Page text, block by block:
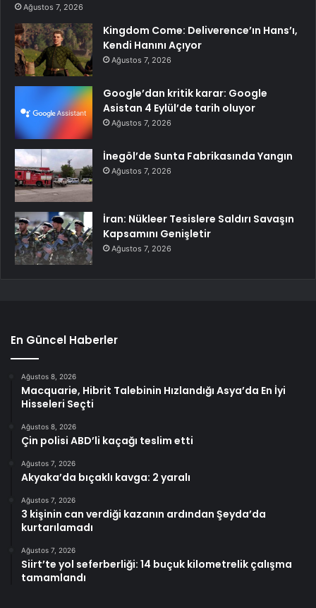
Ağustos 7, 2026
Kingdom Come: Deliverence’ın Hans’ı,
Kendi Hanını Açıyor
Ağustos 7, 2026
Google’dan kritik karar: Google
Asistan 4 Eylül’de tarih oluyor
Ağustos 7, 2026
İnegöl’de Sunta Fabrikasında Yangın
Ağustos 7, 2026
İran: Nükleer Tesislere Saldırı Savaşın
Kapsamını Genişletir
Ağustos 7, 2026
En Güncel Haberler
Ağustos 8, 2026
Macquarie, Hibrit Talebinin Hızlandığı Asya’da En İyi
Hisseleri Seçti
Ağustos 8, 2026
Çin polisi ABD’li kaçağı teslim etti
Ağustos 7, 2026
Akyaka’da bıçaklı kavga: 2 yaralı
Ağustos 7, 2026
3 kişinin can verdiği kazanın ardından Şeyda’da
kurtarılamadı
Ağustos 7, 2026
Siirt’te yol seferberliği: 14 buçuk kilometrelik çalışma
tamamlandı